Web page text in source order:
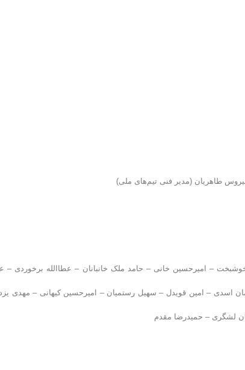
طاهریان (مدیر فنی تیم‌های ملی)
– امیرحسین خانی – حامد ملک خانبانان – عطاالله برخوردی –
اسدی – امین قویدل – سهیل رستمیان – امیرحسین کیهانی – مهدی
لشگری – حمیدرضا مقدم